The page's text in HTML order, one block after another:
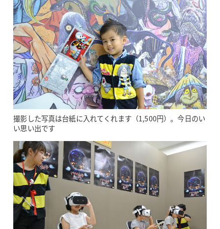
撮影した写真は台紙に入れてくれます（1,500円）。今日のい
い思い出です